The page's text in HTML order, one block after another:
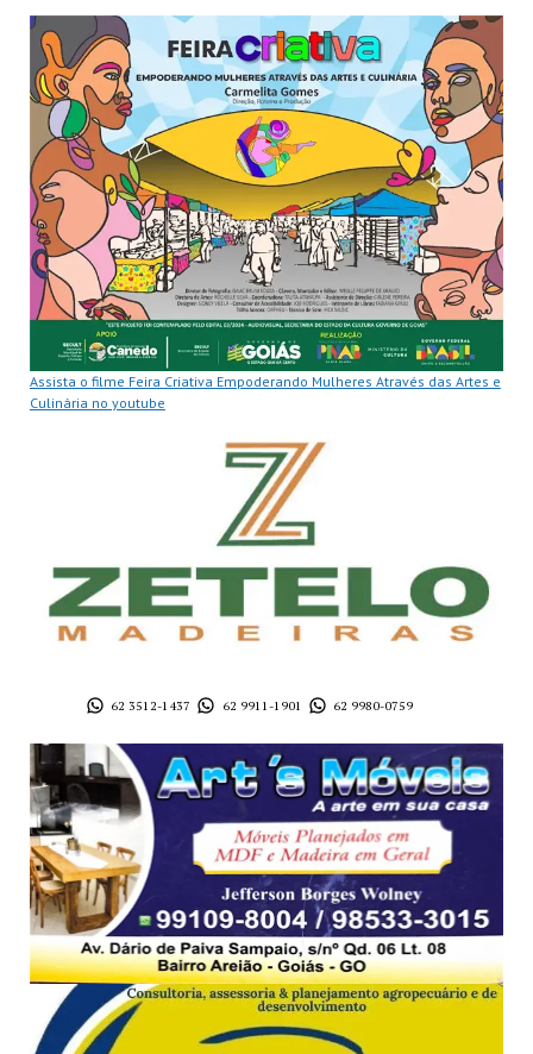
Assista o filme Feira Criativa Empoderando Mulheres Através das Artes e
Culinária no youtube
62 3512-1437 62 9911-1901 62 9980-0759